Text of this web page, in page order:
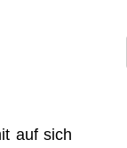
auf sich